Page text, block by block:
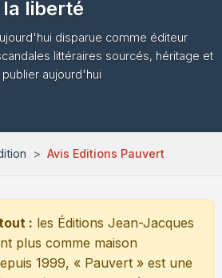
un Manuscrit
la liberté
disparue comme éditeur
littéraires sourcés, héritage et
publier aujourd'hui
Avis Editions Pauvert
: les Éditions Jean-Jacques
plus comme maison
1999, « Pauvert » est une